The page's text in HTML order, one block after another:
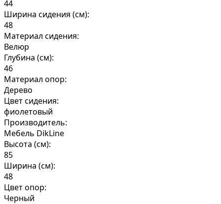
44
Ширина сидения (см):
48
Материал сидения:
Велюр
Глубина (см):
46
Материал опор:
Дерево
Цвет сидения:
фиолетовый
Производитель:
Мебель DikLine
Высота (см):
85
Ширина (см):
48
Цвет опор:
Черный